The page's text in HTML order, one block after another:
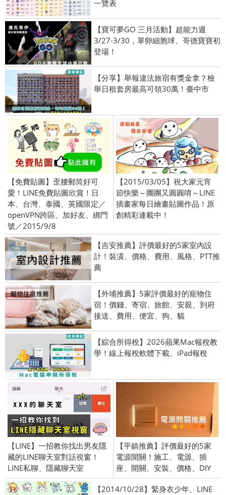
一覽表
【寶可夢GO 三月活動】超能力週
3/27-3/30，單卵細胞球、哥德寶寶初
登場！
【分享】舉報違法旅宿有獎金拿？檢
舉日租套房最高可領30萬！臺中市
【免費貼圖】歪腰郵筒好可
愛！LINE免費貼圖欣賞！日
本、台灣、泰國、英國限定／
openVPN跨區、加好友、綁門
號／2015/9/8
【2015/03/05】祝大家元宵
節快樂～團團又圓圓唷～LINE
插畫家每日繪畫貼圖作品！原
創精彩連載中！
【吉安推薦】評價最好的5家室內設
計！裝潢、價格、費用、風格、PTT推
薦
【外埔推薦】5家評價最好的寵物住
宿！價錢、寄宿、旅館、安親、到府
接送、費用、便宜、狗、貓
【綜合所得稅】2026蘋果Mac報稅教
學！線上報稅軟體下載、iPad報稅
【LINE】一招教你找出男友隱
藏的LINE聊天室對話視窗！
LINE私聊、隱藏聊天室
【平鎮推薦】評價最好的5家
電源開關！施工、電源、插
座、開關、安裝、價格、DIY
【2014/10/28】緊身衣少年、LINE